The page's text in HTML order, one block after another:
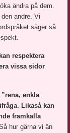
ändra på dem.
andre. Vi
säger så
respektera
vissa sidor
enkla
Likaså kan
framkalla
hur gärna vi än